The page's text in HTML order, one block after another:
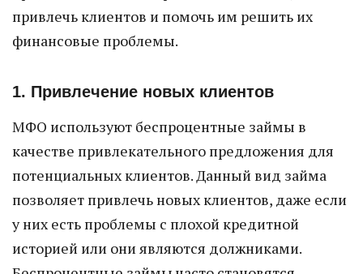
привлечь клиентов и помочь им решить их
финансовые проблемы.
1. Привлечение новых клиентов
МФО используют беспроцентные займы в
качестве привлекательного предложения для
потенциальных клиентов. Данный вид займа
позволяет привлечь новых клиентов, даже если
у них есть проблемы с плохой кредитной
историей или они являются должниками.